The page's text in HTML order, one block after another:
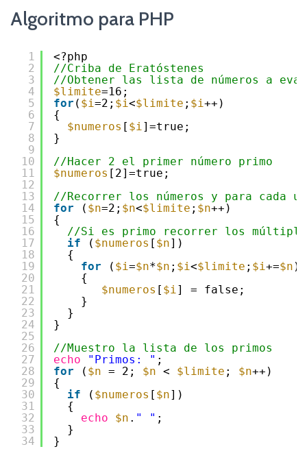
Algoritmo para PHP
1
2
3
4
5
6
7
8
9
10
11
12
13
14
15
16
17
18
19
20
21
22
23
24
25
26
27
28
29
30
31
32
33
34
<?php
//Criba de Eratóstenes
//Obtener las lista de números a
$limite=16;
for ( $i=2; $i<$limite ; $i++)
{
$numeros [ $i]=true;
}
//Hacer 2 el primer número primo
$numeros [2]=true;
//Recorrer los números y para cada
for
( $n=2; $n<$limite ; $n++)
{
//Si es primo recorrer los
if
( $numeros [ $n])
{
for
( $i=$n*$n ; $i<$limite ; $i+=$n )
{
$numeros [ $i] = false;
}
}
}
//Muestro la lista de los primos
echo
"Primos: " ;
for
( $n = 2; $n < $limite ; $n++)
{
if
( $numeros [ $n])
{
echo
$n . " " ;
}
}